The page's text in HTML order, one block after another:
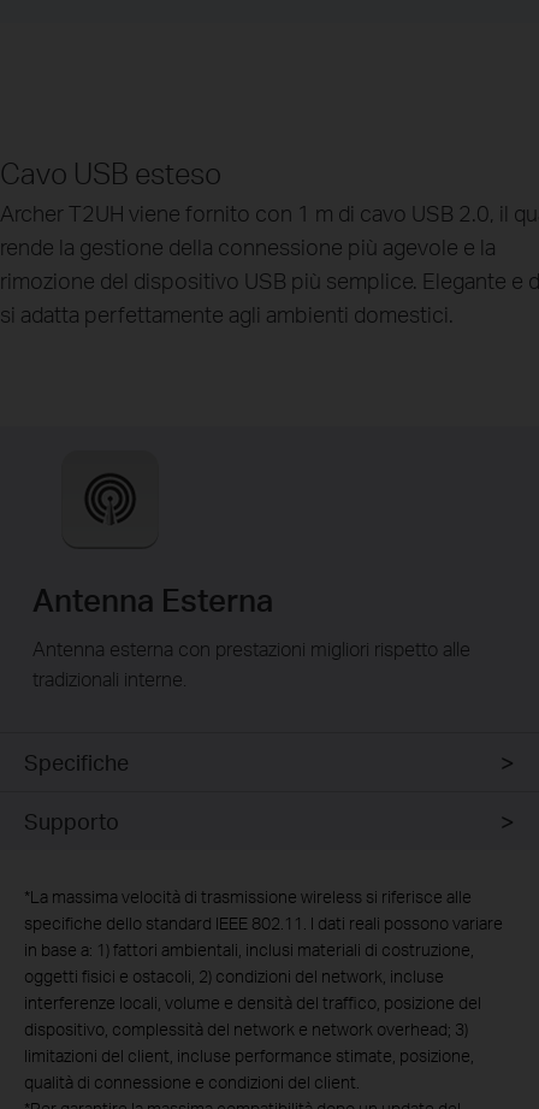
Cavo USB esteso
Archer T2UH viene fornito con 1 m di cavo USB 2.0, il
rende la gestione della connessione più agevole e la
rimozione del dispositivo USB più semplice. Elegante e
si adatta perfettamente agli ambienti domestici.
Antenna Esterna
Antenna esterna con prestazioni migliori rispetto alle
tradizionali interne.
Specifiche
Supporto
*La massima velocità di trasmissione wireless si riferisce alle
specifiche dello standard IEEE 802.11. I dati reali possono variare
in base a: 1) fattori ambientali, inclusi materiali di costruzione,
oggetti fisici e ostacoli, 2) condizioni del network, incluse
interferenze locali, volume e densità del traffico, posizione del
dispositivo, complessità del network e network overhead; 3)
limitazioni del client, incluse performance stimate, posizione,
qualità di connessione e condizioni del client.